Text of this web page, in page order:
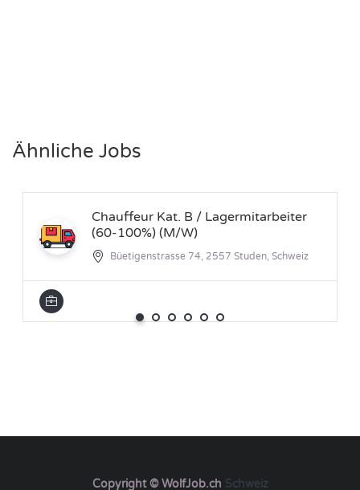
Ähnliche Jobs
Chauffeur Kat. B / Lagermitarbeiter
(60-100%) (M/W)
Büetigenstrasse 74, 2557 Studen, Schweiz
Copyright © WolfJob.ch Schweiz